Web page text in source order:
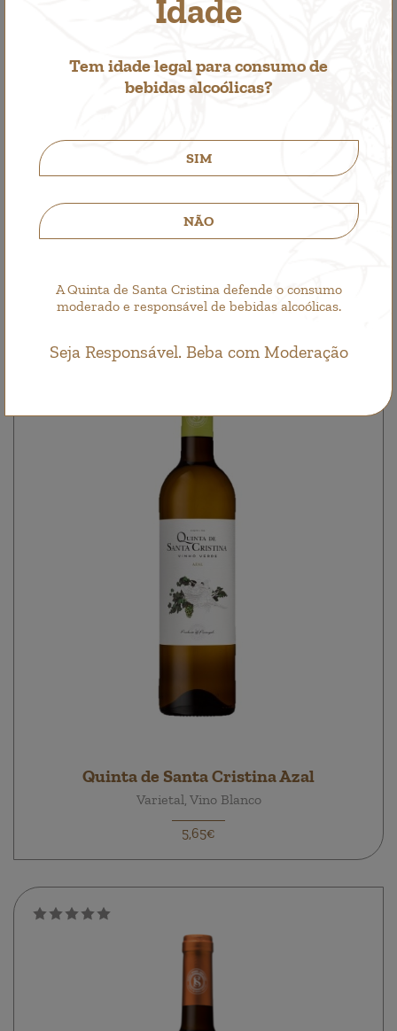
Idade
Tem idade legal para consumo de
bebidas alcoólicas?
SIM
NÃO
A Quinta de Santa Cristina defende o consumo
moderado e responsável de bebidas alcoólicas.
Seja Responsável. Beba com Moderação
Quinta de Santa Cristina Grande Escolha
Vino Blanco
Quinta de Santa Cristina Azal
Varietal, Vino Blanco
5,65€